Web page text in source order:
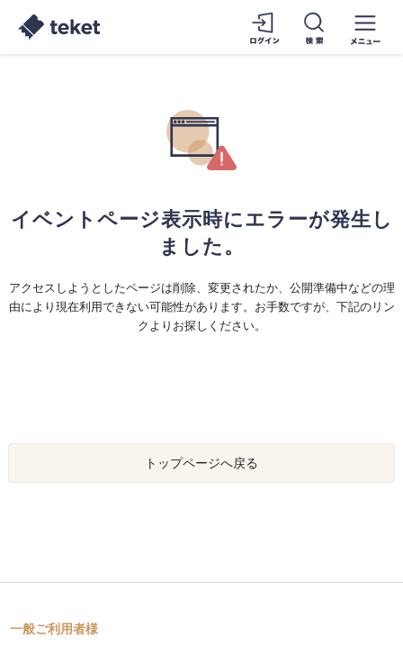
イベントページ表示時にエラーが発生し
ました。
アクセスしようとしたページは削除、変更されたか、公開準備中などの理
由により現在利用できない可能性があります。お手数ですが、下記のリン
クよりお探しください。
トップページへ戻る
一般ご利用者様